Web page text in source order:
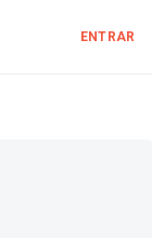
ENTRAR